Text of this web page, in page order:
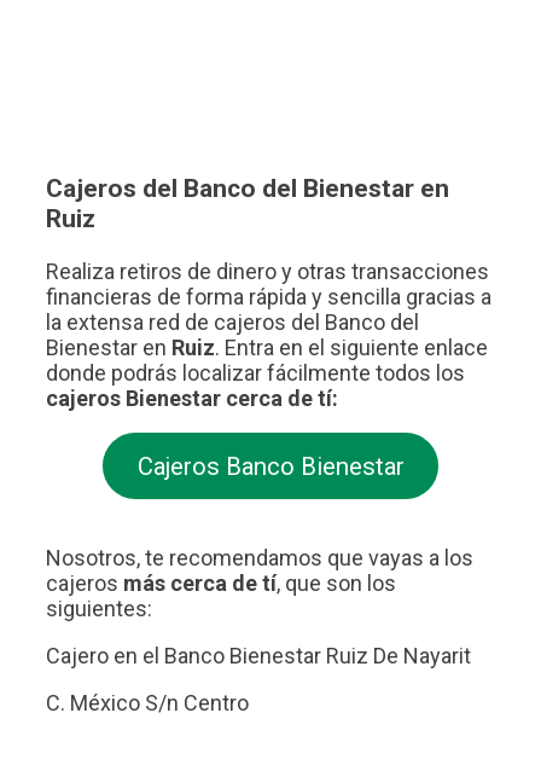
Cajeros del Banco del Bienestar en
Ruiz
Realiza retiros de dinero y otras transacciones
financieras de forma rápida y sencilla gracias a
la extensa red de cajeros del Banco del
Bienestar en Ruiz. Entra en el siguiente enlace
donde podrás localizar fácilmente todos los
cajeros Bienestar cerca de tí:
Cajeros Banco Bienestar
Nosotros, te recomendamos que vayas a los
cajeros más cerca de tí, que son los
siguientes:
Cajero en el Banco Bienestar Ruiz De Nayarit
C. México S/n Centro